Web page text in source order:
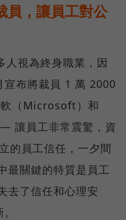
員，讓員工對公
視為終身職業，因
布將裁員 1 萬 2000
（Microsoft）和
讓員工非常震驚，資
的員工信任，一夕間
最關鍵的特質是員工
去了信任和心理安